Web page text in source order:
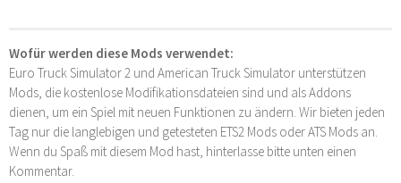
Wofür werden diese Mods verwendet:
Euro Truck Simulator 2 und American Truck Simulator unterstützen
Mods, die kostenlose Modifikationsdateien sind und als Addons
dienen, um ein Spiel mit neuen Funktionen zu ändern. Wir bieten jeden
Tag nur die langlebigen und getesteten ETS2 Mods oder ATS Mods an.
Wenn du Spaß mit diesem Mod hast, hinterlasse bitte unten einen
Kommentar.